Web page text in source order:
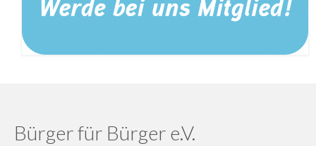
Bürger für Bürger e.V.